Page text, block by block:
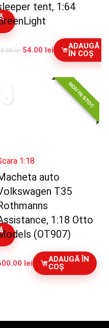
tent, 1:64
lei 54.00 lei
ADAUGĂ
ÎN COȘ
NOU IN STOC
1:18
auto
T35
1:18 Otto
(OT907)
lei
ADAUGĂ ÎN
COȘ